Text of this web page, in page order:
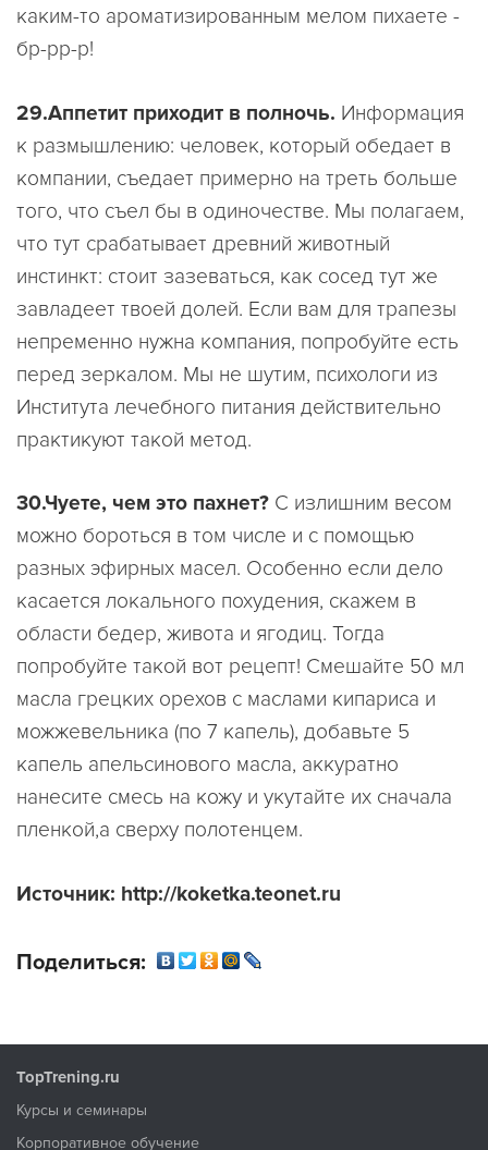
каким-то ароматизированным мелом пихаете -
бр-рр-р!
29.Аппетит приходит в полночь. Информация
к размышлению: человек, который обедает в
компании, съедает примерно на треть больше
того, что съел бы в одиночестве. Мы полагаем,
что тут срабатывает древний животный
инстинкт: стоит зазеваться, как сосед тут же
завладеет твоей долей. Если вам для трапезы
непременно нужна компания, попробуйте есть
перед зеркалом. Мы не шутим, психологи из
Института лечебного питания действительно
практикуют такой метод.
30.Чуете, чем это пахнет? С излишним весом
можно бороться в том числе и с помощью
разных эфирных масел. Особенно если дело
касается локального похудения, скажем в
области бедер, живота и ягодиц. Тогда
попробуйте такой вот рецепт! Смешайте 50 мл
масла грецких орехов с маслами кипариса и
можжевельника (по 7 капель), добавьте 5
капель апельсинового масла, аккуратно
нанесите смесь на кожу и укутайте их сначала
пленкой,а сверху полотенцем.
Источник: http://koketka.teonet.ru
Поделиться:
TopTrening.ru
Курсы и семинары
Корпоративное обучение